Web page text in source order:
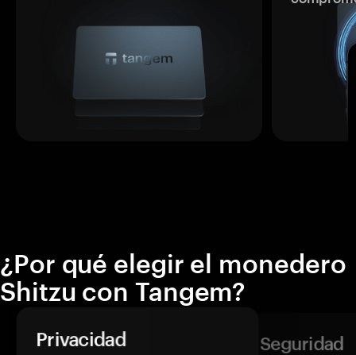
¿Por qué elegir el monedero
Shitzu con Tangem?
Privacidad Seguridad